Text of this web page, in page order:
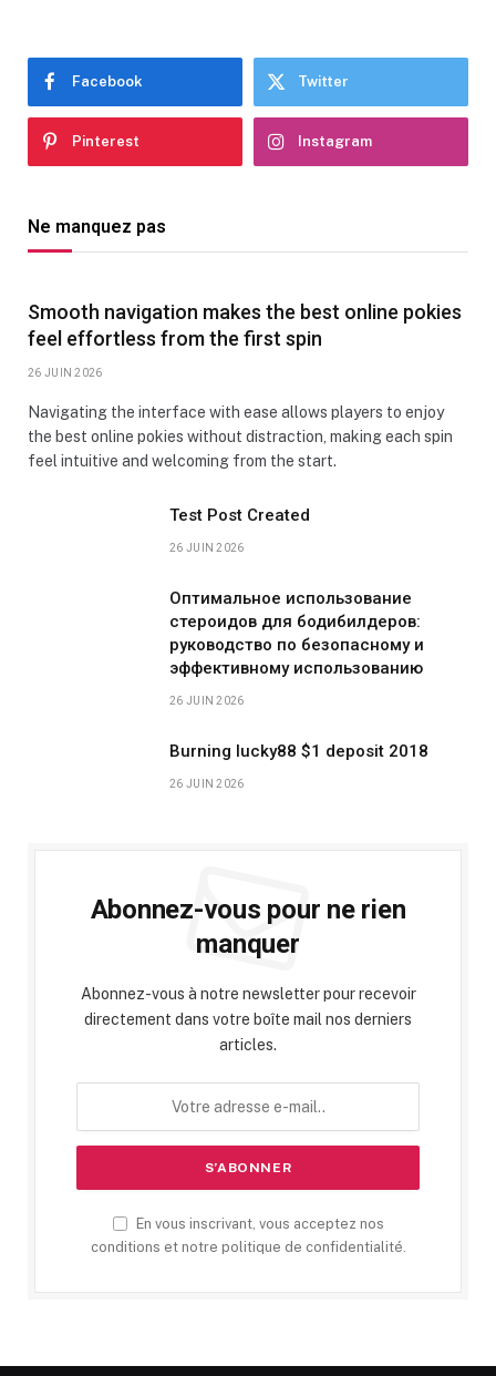
Facebook Twitter
Pinterest Instagram
Ne manquez pas
Smooth navigation makes the best online pokies
feel effortless from the first spin
26 JUIN 2026
Navigating the interface with ease allows players to enjoy
the best online pokies without distraction, making each spin
feel intuitive and welcoming from the start.
Test Post Created
26 JUIN 2026
Оптимальное использование
стероидов для бодибилдеров:
руководство по безопасному и
эффективному использованию
26 JUIN 2026
Burning lucky88 $1 deposit 2018
26 JUIN 2026
Abonnez-vous pour ne rien
manquer
Abonnez-vous à notre newsletter pour recevoir
directement dans votre boîte mail nos derniers
articles.
En vous inscrivant, vous acceptez nos
conditions et notre politique de confidentialité.